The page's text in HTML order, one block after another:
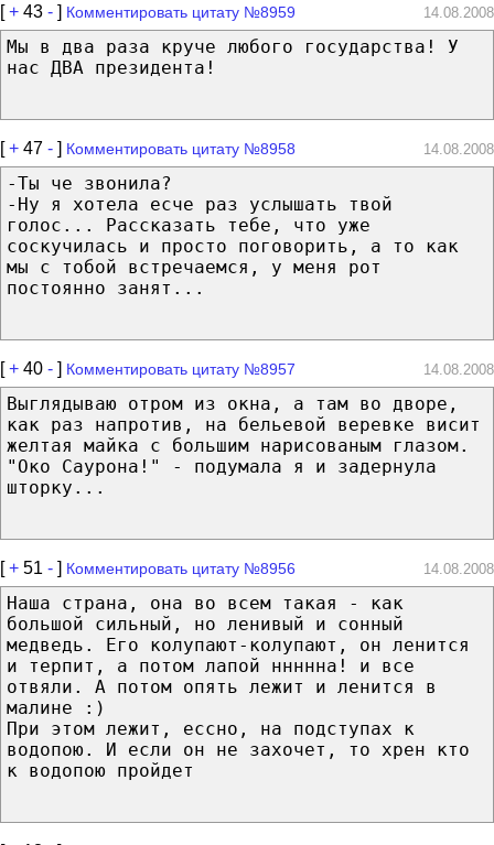
[+ 43 - ] Комментировать цитату №8959 14.08.2008
Мы в два раза круче любого государства! У
нас ДВА президента!
[+ 47 - ] Комментировать цитату №8958 14.08.2008
-Ты че звонила?
-Ну я хотела есче раз услышать твой
голос... Рассказать тебе, что уже
соскучилась и просто поговорить, а то как
мы с тобой встречаемся, у меня рот
постоянно занят...
[+ 40 - ] Комментировать цитату №8957 14.08.2008
Выглядываю отром из окна, а там во дворе,
как раз напротив, на бельевой веревке висит
желтая майка с большим нарисованым глазом.
"Око Саурона!" - подумала я и задернула
шторку...
[+ 51 - ] Комментировать цитату №8956 14.08.2008
Наша страна, она во всем такая - как
большой сильный, но ленивый и сонный
медведь. Его колупают-колупают, он ленится
и терпит, а потом лапой ннннна! и все
отвяли. А потом опять лежит и ленится в
малине :)
При этом лежит, ессно, на подступах к
водопою. И если он не захочет, то хрен кто
к водопою пройдет